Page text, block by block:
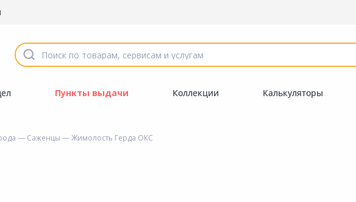
Пункты выдачи Коллекции Калькуляторы
— Саженцы — Жимолость Герда ОКС